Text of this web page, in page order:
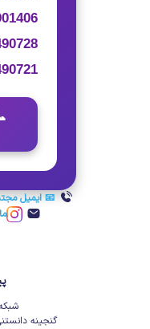
📧 ایمیل
گنجینه